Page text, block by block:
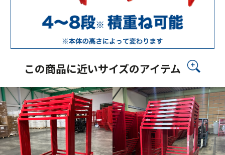
この商品に近いサイズのアイテム